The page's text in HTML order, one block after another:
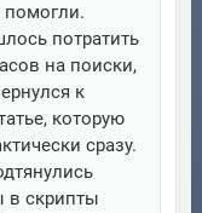
помогли.
потратить
на поиски,
к
которую
сразу.
в скрипты